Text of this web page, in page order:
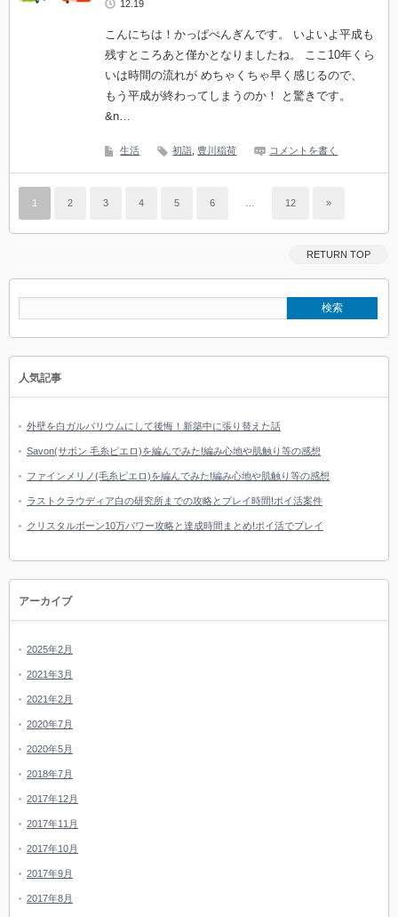
12.19
こんにちは！かっぱぺんぎんです。 いよいよ平成も
残すところあと僅かとなりましたね。 ここ10年くら
いは時間の流れが めちゃくちゃ早く感じるので、
もう平成が終わってしまうのか！ と驚きです。
&n…
生活 初詣 豊川稲荷 コメントを書く
1 2 3 4 5 6 12 »
RETURN TOP
人気記事
外壁を白ガルバリウムにして後悔！新築中に張り替えた話
Savon(サボン 毛糸ピエロ)を編んでみた!編み心地や肌触り等の感想
ファインメリノ(毛糸ピエロ)を編んでみた!編み心地や肌触り等の感想
ラストクラウディア白の研究所までの攻略とプレイ時間!ポイ活案件
クリスタルボーン10万パワー攻略と達成時間まとめ!ポイ活でプレイ
アーカイブ
2025年2月
2021年3月
2021年2月
2020年7月
2020年5月
2018年7月
2017年12月
2017年11月
2017年10月
2017年9月
2017年8月